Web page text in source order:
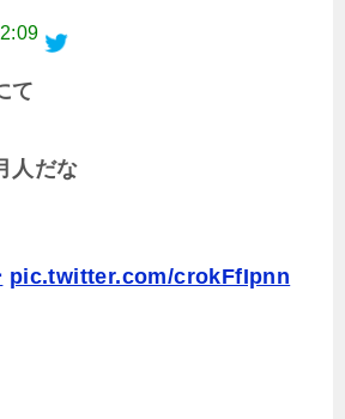
て
人だな
pic.twitter.com/crokFfIpnn